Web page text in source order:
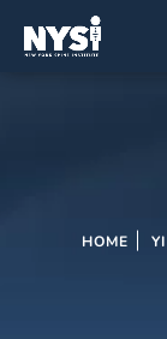
HOME YI